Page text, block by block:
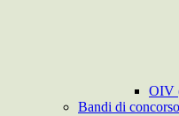
OIV
Bandi di concorso